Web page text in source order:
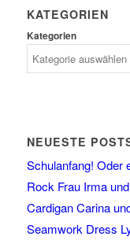
KATEGORIEN
Kategorien
NEUESTE
Schulanfang! Oder
Rock Frau Irma
Cardigan Carina
Seamwork Dress